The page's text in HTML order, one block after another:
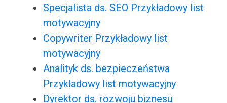
Specjalista ds. SEO Przykładowy list
motywacyjny
Copywriter Przykładowy list
motywacyjny
Analityk ds. bezpieczeństwa
Przykładowy list motywacyjny
Dyrektor ds. rozwoju biznesu